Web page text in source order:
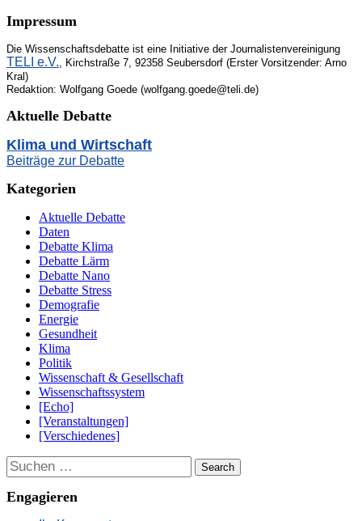
Impressum
Die Wissenschaftsdebatte ist eine Initiative der Journalistenvereinigung
TELI e.V. , Kirchstraße 7, 92358 Seubersdorf (Erster Vorsitzender: Arno
Kral)
Redaktion: Wolfgang Goede (wolfgang.goede@teli.de)
Aktuelle Debatte
Klima und Wirtschaft
Beiträge zur Debatte
Kategorien
Aktuelle Debatte
Daten
Debatte Klima
Debatte Lärm
Debatte Nano
Debatte Stress
Demografie
Energie
Gesundheit
Klima
Politik
Wissenschaft & Gesellschaft
Wissenschaftssystem
[Echo]
[Veranstaltungen]
[Verschiedenes]
Suchen
Engagieren